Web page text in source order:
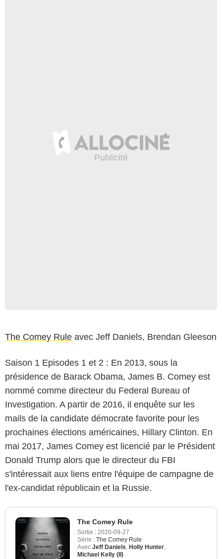
The Comey Rule avec Jeff Daniels, Brendan Gleeson
Saison 1 Episodes 1 et 2 : En 2013, sous la
présidence de Barack Obama, James B. Comey est
nommé comme directeur du Federal Bureau of
Investigation. A partir de 2016, il enquête sur les
mails de la candidate démocrate favorite pour les
prochaines élections américaines, Hillary Clinton. En
mai 2017, James Comey est licencié par le Président
Donald Trump alors que le directeur du FBI
s'intéressait aux liens entre l'équipe de campagne de
l'ex-candidat républicain et la Russie.
The Comey Rule
Sortie : 2020-09-27
Série : The Comey Rule
Avec Jeff Daniels, Holly Hunter,
Michael Kelly (II)